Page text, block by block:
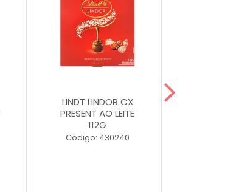
LINDT LINDOR CX
PRESENT AO LEITE
112G
Código: 430240